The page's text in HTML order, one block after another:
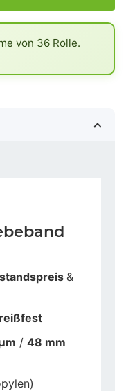
von 36 Rolle.
&
reißfest
/ 48 mm